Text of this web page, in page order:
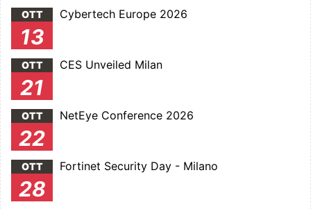
OTT
13
Cybertech Europe 2026
OTT
21
CES Unveiled Milan
OTT
22
NetEye Conference 2026
OTT
28
Fortinet Security Day - Milano